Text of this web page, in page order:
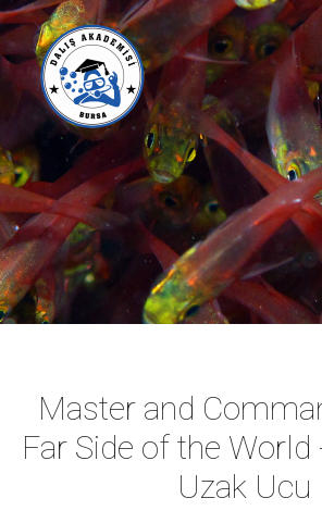
Master and
Far Side of the World
Uzak Ucu